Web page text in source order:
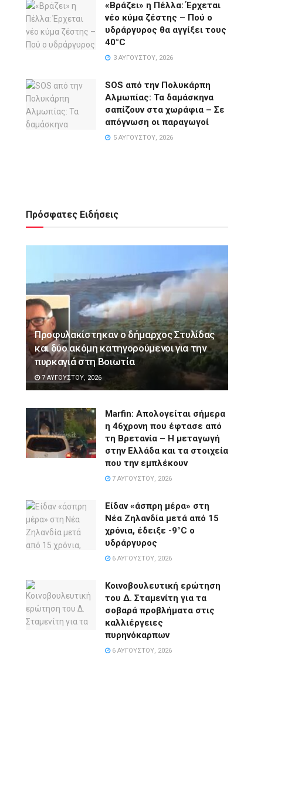
«Βράζει» η Πέλλα: Έρχεται
νέο κύμα ζέστης – Πού ο
υδράργυρος θα αγγίξει τους
40°C
3 ΑΥΓΟΎΣΤΟΥ, 2026
SOS από την Πολυκάρπη
Αλμωπίας: Τα δαμάσκηνα
σαπίζουν στα χωράφια – Σε
απόγνωση οι παραγωγοί
5 ΑΥΓΟΎΣΤΟΥ, 2026
Πρόσφατες Ειδήσεις
Προφυλακίστηκαν ο δήμαρχος Στυλίδας
και δύο ακόμη κατηγορούμενοι για την
πυρκαγιά στη Βοιωτία
7 ΑΥΓΟΎΣΤΟΥ, 2026
Marfin: Απολογείται σήμερα
η 46χρονη που έφτασε από
τη Βρετανία – Η μεταγωγή
στην Ελλάδα και τα στοιχεία
που την εμπλέκουν
7 ΑΥΓΟΎΣΤΟΥ, 2026
Είδαν «άσπρη μέρα» στη
Νέα Ζηλανδία μετά από 15
χρόνια, έδειξε -9°C ο
υδράργυρος
6 ΑΥΓΟΎΣΤΟΥ, 2026
Κοινοβουλευτική ερώτηση
του Δ. Σταμενίτη για τα
σοβαρά προβλήματα στις
καλλιέργειες
πυρηνόκαρπων
6 ΑΥΓΟΎΣΤΟΥ, 2026